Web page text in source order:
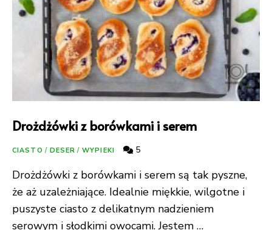
Drożdżówki z borówkami i serem
CIASTO / DESER / WYPIEKI 5
Drożdżówki z borówkami i serem są tak pyszne,
że aż uzależniające. Idealnie miękkie, wilgotne i
puszyste ciasto z delikatnym nadzieniem
serowym i słodkimi owocami. Jestem …